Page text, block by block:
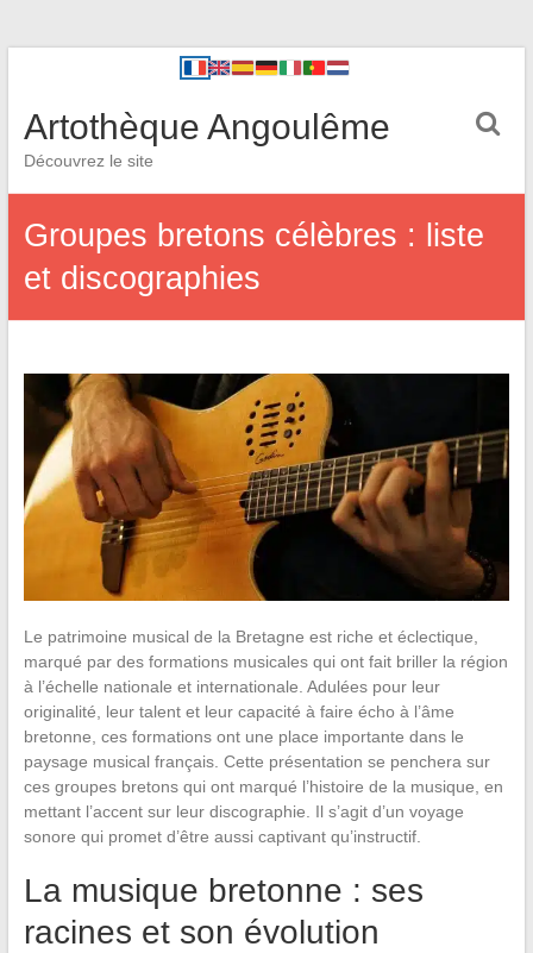
Artothèque Angoulême
Découvrez le site
Groupes bretons célèbres : liste
et discographies
Le patrimoine musical de la Bretagne est riche et éclectique,
marqué par des formations musicales qui ont fait briller la région
à l’échelle nationale et internationale. Adulées pour leur
originalité, leur talent et leur capacité à faire écho à l’âme
bretonne, ces formations ont une place importante dans le
paysage musical français. Cette présentation se penchera sur
ces groupes bretons qui ont marqué l’histoire de la musique, en
mettant l’accent sur leur discographie. Il s’agit d’un voyage
sonore qui promet d’être aussi captivant qu’instructif.
La musique bretonne : ses
racines et son évolution